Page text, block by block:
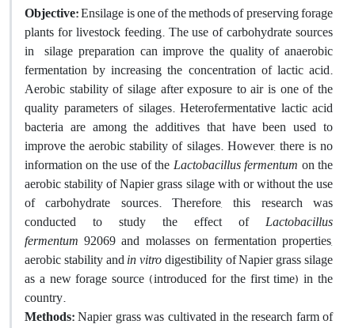
Objective:Ensilage is one of the methods of preserving forage
plants for livestock feeding. The use of carbohydrate sources
in silage preparation can improve the quality of anaerobic
fermentation by increasing the concentration of lactic acid.
Aerobic stability of silage after exposure to air is one of the
quality parameters of silages. Heterofermentative lactic acid
bacteria are among the additives that have been used to
improve the aerobic stability of silages. However, there is no
information on the use of theLactobacillus fermentum on the
aerobic stability of Napier grass silage with or without the use
of carbohydrate sources. Therefore, this research was
conducted to study the effect of Lactobacillus
fermentum 92069 and molasses on fermentation properties,
aerobic stability andin vitrodigestibility of Napier grass silage
as a new forage source (introduced for the first time) in the
country.
Methods:Napier grass was cultivated in the research farm of